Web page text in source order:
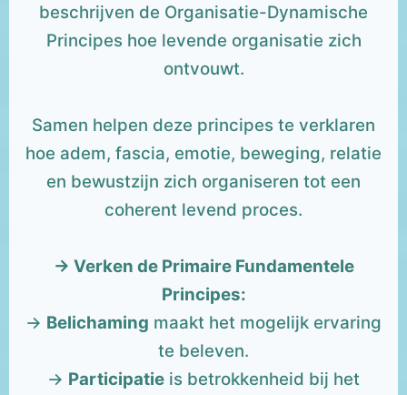
beschrijven de Organisatie-Dynamische
Principes hoe levende organisatie zich
ontvouwt.
Samen helpen deze principes te verklaren
hoe adem, fascia, emotie, beweging, relatie
en bewustzijn zich organiseren tot een
coherent levend proces.
→ Verken de Primaire Fundamentele
Principes:
→ Belichaming maakt het mogelijk ervaring
te beleven.
→ Participatie is betrokkenheid bij het